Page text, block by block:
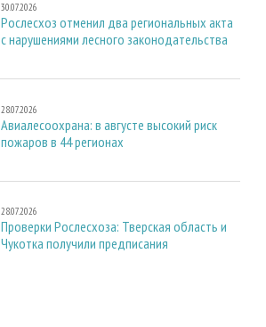
30.07.2026
Рослесхоз отменил два региональных акта
с нарушениями лесного законодательства
28.07.2026
Авиалесоохрана: в августе высокий риск
пожаров в 44 регионах
28.07.2026
Проверки Рослесхоза: Тверская область и
Чукотка получили предписания